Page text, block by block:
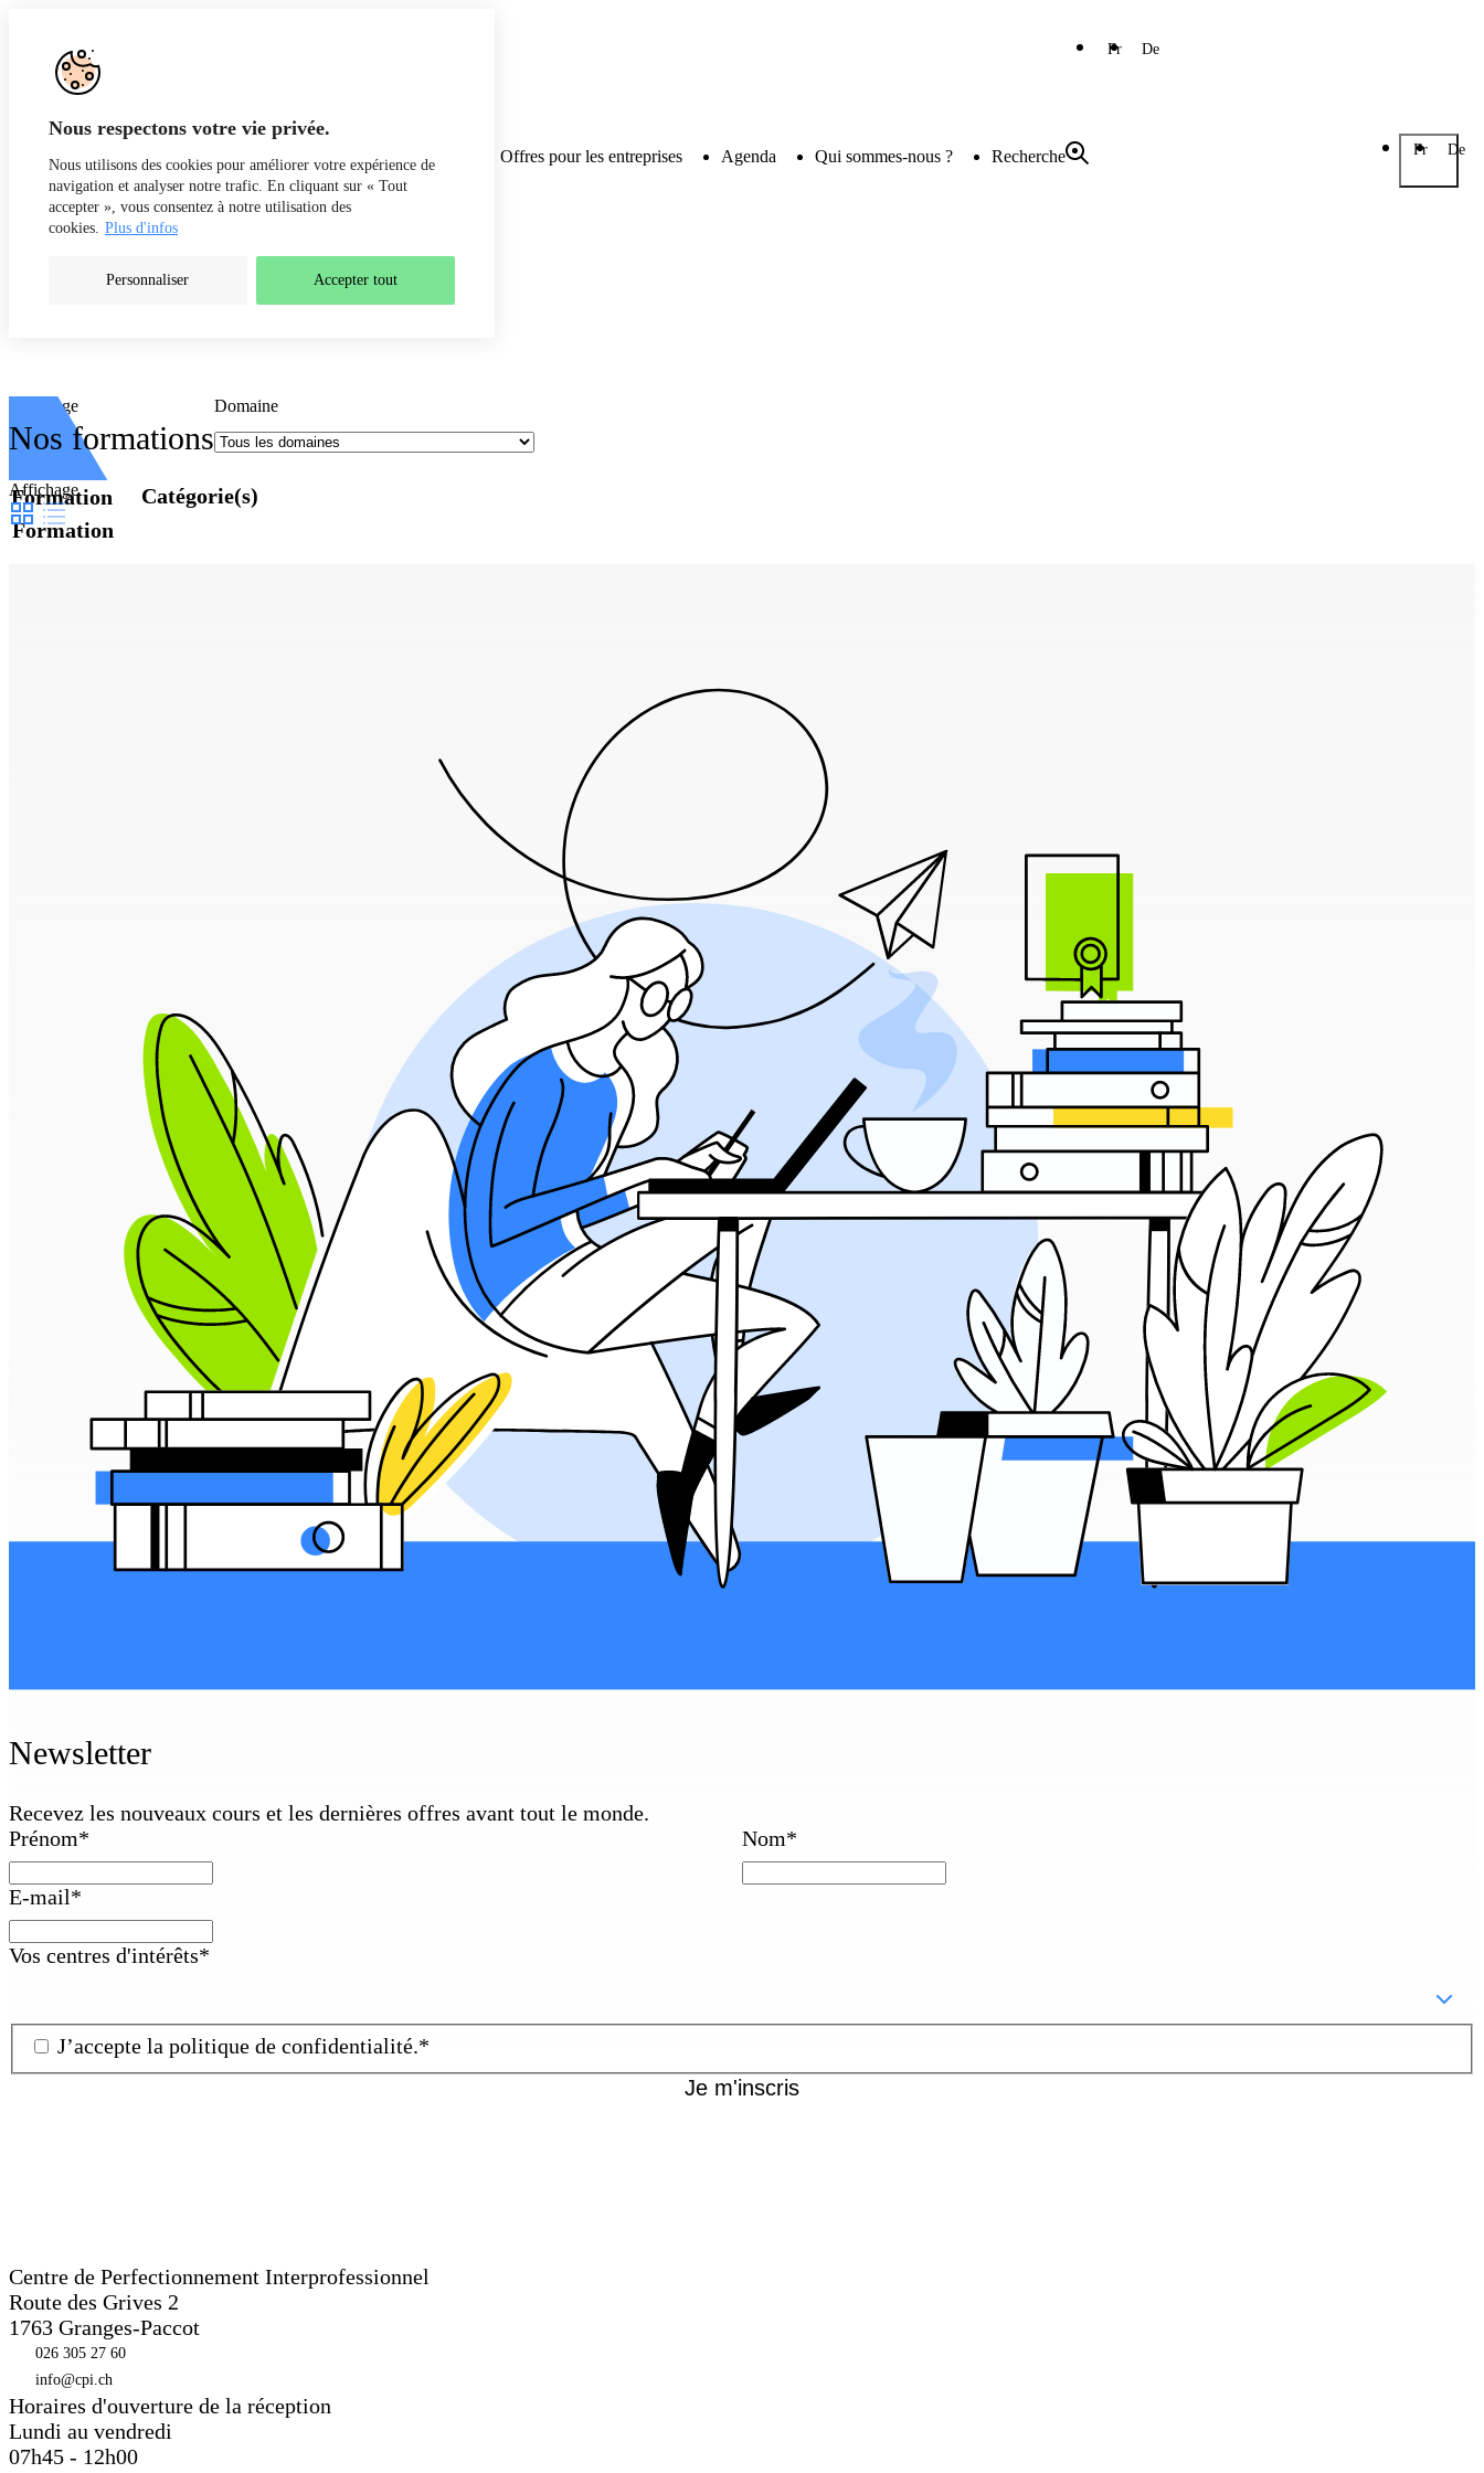
Nous respectons votre vie privée.
Nous utilisons des cookies pour améliorer votre expérience de
navigation et analyser notre trafic. En cliquant sur « Tout
accepter », vous consentez à notre utilisation des
cookies. Plus d'infos
Personnaliser Accepter tout
Formations Offres pour les entreprises Agenda Qui sommes-nous ? Recherche
Fr De
Fr De
Nos formations
Domaine
Affichage
Affichage
Formation
Catégorie(s)
Formation
Newsletter
Recevez les nouveaux cours et les dernières offres avant tout le monde.
Prénom* Nom*
E-mail*
Vos centres d'intérêts*
J’accepte la politique de confidentialité.*
Je m'inscris
Centre de Perfectionnement Interprofessionnel
Route des Grives 2
1763 Granges-Paccot
026 305 27 60
info@cpi.ch
Horaires d'ouverture de la réception
Lundi au vendredi
07h45 - 12h00